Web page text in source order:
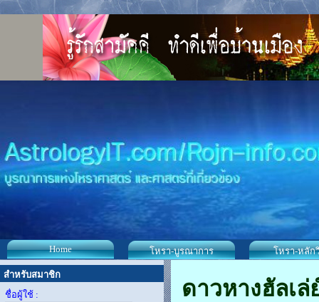
Home โหรา-บูรณาการ โหรา-หลัก
สำหรับสมาชิก
ชื่อผู้ใช้ :
ดาวหางฮัลเ